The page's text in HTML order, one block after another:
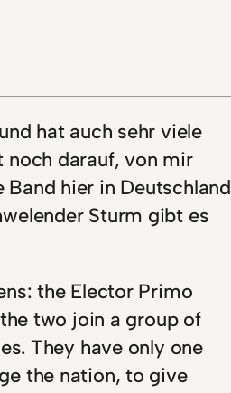
hat auch sehr viele
noch darauf, von mir
hier in Deutschland
Sturm gibt es
the Elector Primo
two join a group of
They have only one
the nation, to give